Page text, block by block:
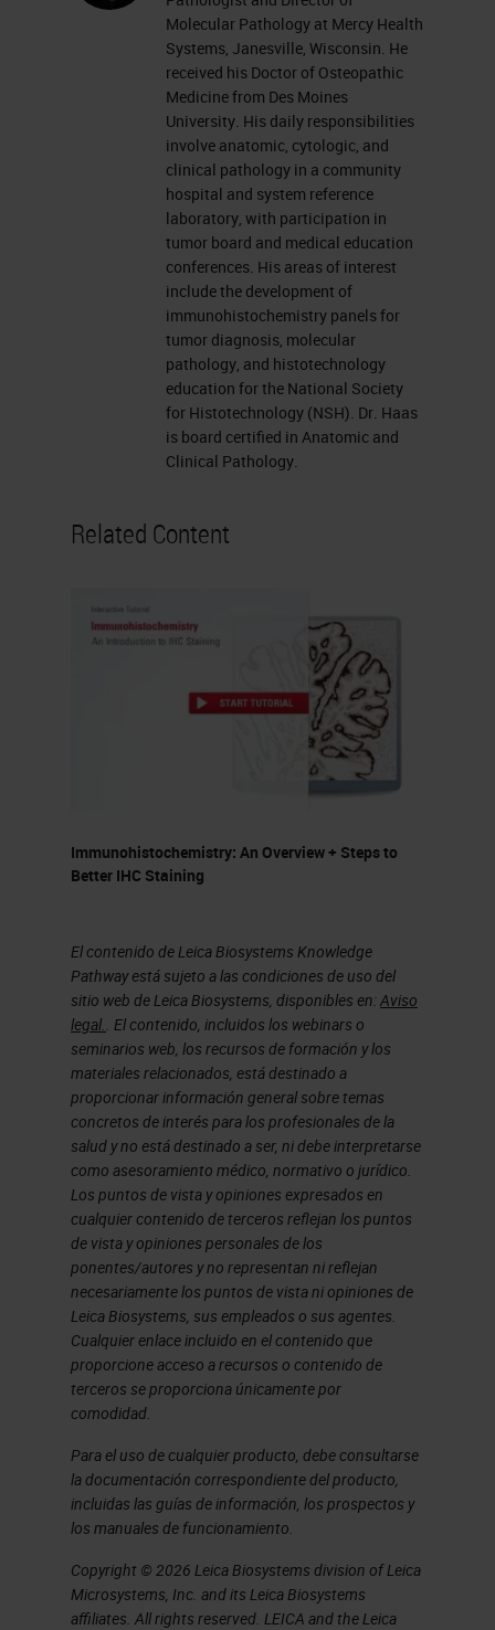
Molecular Pathology at Mercy Health
Systems, Janesville, Wisconsin. He
received his Doctor of Osteopathic
Medicine from Des Moines
University. His daily responsibilities
involve anatomic, cytologic, and
clinical pathology in a community
hospital and system reference
laboratory, with participation in
tumor board and medical education
conferences. His areas of interest
include the development of
immunohistochemistry panels for
tumor diagnosis, molecular
pathology, and histotechnology
education for the National Society
for Histotechnology (NSH). Dr. Haas
is board certified in Anatomic and
Clinical Pathology.
Related Content
Immunohistochemistry: An Overview + Steps to
Better IHC Staining
El contenido de Leica Biosystems Knowledge
Pathway está sujeto a las condiciones de uso del
sitio web de Leica Biosystems, disponibles en:Aviso
legal.. El contenido, incluidos los webinars o
seminarios web, los recursos de formación y los
materiales relacionados, está destinado a
proporcionar información general sobre temas
concretos de interés para los profesionales de la
salud y no está destinado a ser, ni debe interpretarse
como asesoramiento médico, normativo o jurídico.
Los puntos de vista y opiniones expresados en
cualquier contenido de terceros reflejan los puntos
de vista y opiniones personales de los
ponentes/autores y no representan ni reflejan
necesariamente los puntos de vista ni opiniones de
Leica Biosystems, sus empleados o sus agentes.
Cualquier enlace incluido en el contenido que
proporcione acceso a recursos o contenido de
terceros se proporciona únicamente por
comodidad.
Para el uso de cualquier producto, debe consultarse
la documentación correspondiente del producto,
incluidas las guías de información, los prospectos y
los manuales de funcionamiento.
Copyright © 2026 Leica Biosystems division of Leica
Microsystems, Inc. and its Leica Biosystems
affiliates. All rights reserved. LEICA and the Leica